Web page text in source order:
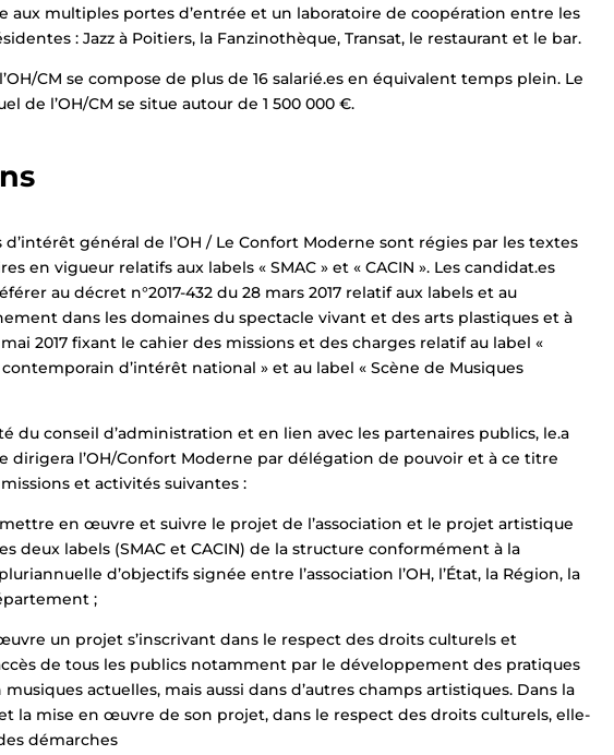
aux multiples portes d’entrée et un laboratoire de coopération entre les
: Jazz à Poitiers, la Fanzinothèque, Transat, le restaurant et le bar.
CM se compose de plus de 16 salarié.es en équivalent temps plein. Le
de l’OH/CM se situe autour de 1 500 000 €.
d’intérêt général de l’OH / Le Confort Moderne sont régies par les textes
en vigueur relatifs aux labels « SMAC » et « CACIN ». Les candidat.es
au décret n°2017-432 du 28 mars 2017 relatif aux labels et au
dans les domaines du spectacle vivant et des arts plastiques et à
mai 2017 fixant le cahier des missions et des charges relatif au label «
d’intérêt national » et au label « Scène de Musiques
du conseil d’administration et en lien avec les partenaires publics, le.a
dirigera l’OH/Confort Moderne par délégation de pouvoir et à ce titre
et activités suivantes :
mettre en œuvre et suivre le projet de l’association et le projet artistique
deux labels (SMAC et CACIN) de la structure conformément à la
d’objectifs signée entre l’association l’OH, l’État, la Région, la
;
un projet s’inscrivant dans le respect des droits culturels et
de tous les publics notamment par le développement des pratiques
actuelles, mais aussi dans d’autres champs artistiques. Dans la
la mise en œuvre de son projet, dans le respect des droits culturels, elle-
démarches